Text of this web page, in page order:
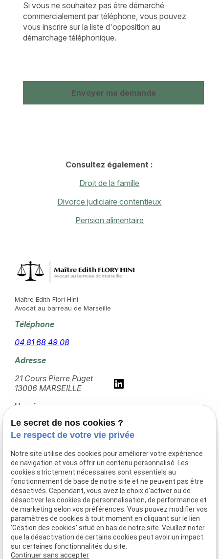
Si vous ne souhaitez pas être démarché
commercialement par téléphone, vous pouvez
vous inscrire sur la liste d'opposition au
démarchage téléphonique.
Consultez également :
Droit de la famille
Divorce judiciaire contentieux
Pension alimentaire
Maître Edith Flori Hini
Avocat au barreau de Marseille
Téléphone
04 81 68 49 08
Adresse
21 Cours Pierre Puget
13006 MARSEILLE
Horaires
10:00 - 18:30
Lundi - Vendredi
Avocat en dommage corporel à Martigues
Avocat en dommage corporel à Aix-en-
Provence
Avocat en dommage corporel à Avignon
Avocat en dommage corporel à Salon-de-
Provence
Avocat en dommage corporel à Toulon
Le secret de nos cookies ?
Le respect de votre vie privée
Notre site utilise des cookies pour améliorer votre expérience
de navigation et vous offrir un contenu personnalisé. Les
cookies strictement nécessaires sont essentiels au
fonctionnement de base de notre site et ne peuvent pas être
désactivés. Cependant, vous avez le choix d'activer ou de
désactiver les cookies de personnalisation, de performance et
de marketing selon vos préférences. Vous pouvez modifier vos
paramètres de cookies à tout moment en cliquant sur le lien
'Gestion des cookies' situé en bas de notre site. Veuillez noter
que la désactivation de certains cookies peut avoir un impact
sur certaines fonctionnalités du site.
Continuer sans accepter